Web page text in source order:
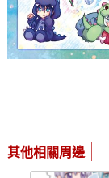
其他相關周邊